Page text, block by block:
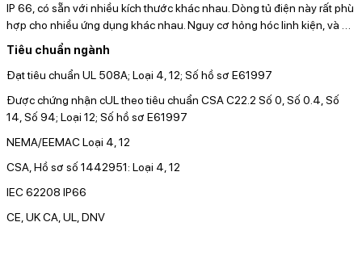
IP 66, có sẵn với nhiều kích thước khác nhau. Dòng tủ điện này rất phù
hợp cho nhiều ứng dụng khác nhau. Nguy cơ hỏng hóc linh kiện, và
Tiêu chuẩn ngành
Đạt tiêu chuẩn UL 508A; Loại 4, 12; Số hồ sơ E61997
Được chứng nhận cUL theo tiêu chuẩn CSA C22.2 Số 0, Số 0.4, Số
14, Số 94; Loại 12; Số hồ sơ E61997
NEMA/EEMAC Loại 4, 12
CSA, Hồ sơ số 1442951: Loại 4, 12
IEC 62208 IP66
CE, UK CA, UL, DNV